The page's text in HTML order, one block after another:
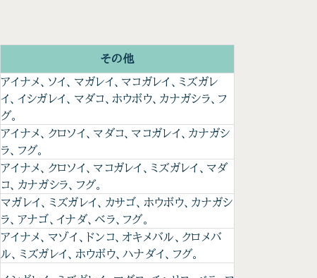
その他
アイナメ、ソイ、マガレイ、マコガレイ、ミズガレ
イ、イシガレイ、マダコ、ホウボウ、カナガシラ、フ
グ。
アイナメ、クロソイ、マダコ、マコガレイ、カナガシ
ラ、フグ。
アイナメ、クロソイ、マコガレイ、ミズガレイ、マダ
コ、カナガシラ、フグ。
マガレイ、ミズガレイ、カサゴ、ホウボウ、カナガシ
ラ、アナゴ、イナダ、ベラ、フグ。
アイナメ、マゾイ、ドンコ、オキメバル、クロメバ
ル、ミズガレイ、ホウボウ、ハナダイ、フグ。